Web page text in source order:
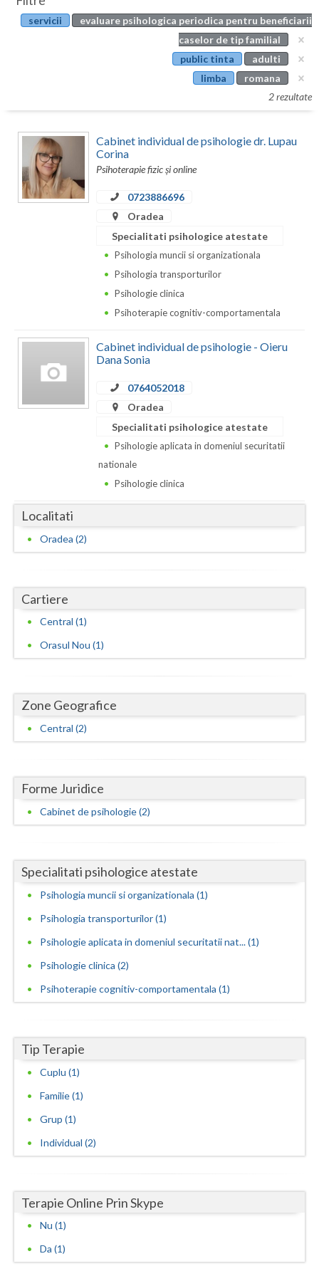
Botosani
Calarasi
Caras-Severin
Giurgiu
Gorj
Iasi
Ilfov
Mehedinti
Olt
Prahova
Satu-Mare
Teleorman
Timis
Tulcea
Valcea
Vrancea
Evenimente
servicii
evaluare psihologica periodica pentru beneficiarii
caselor de tip familial
public tinta
adulti
limba
romana
2 rezultate
Cabinet individual de psihologie dr. Lupau
Corina
Psihoterapie fizic și online
0723886696
Oradea
Specialitati psihologice atestate
Psihologia muncii si organizationala
Psihologia transporturilor
Psihologie clinica
Psihoterapie cognitiv-comportamentala
Cabinet individual de psihologie - Oieru
Dana Sonia
0764052018
Oradea
Specialitati psihologice atestate
Psihologie aplicata in domeniul securitatii
nationale
Psihologie clinica
Localitati
Oradea (2)
Cartiere
Central (1)
Orasul Nou (1)
Zone Geografice
Central (2)
Forme Juridice
Cabinet de psihologie (2)
Specialitati psihologice atestate
Psihologia muncii si organizationala (1)
Psihologia transporturilor (1)
Psihologie aplicata in domeniul securitatii nat... (1)
Psihologie clinica (2)
Psihoterapie cognitiv-comportamentala (1)
Tip Terapie
Cuplu (1)
Familie (1)
Grup (1)
Individual (2)
Terapie Online Prin Skype
Nu (1)
Da (1)